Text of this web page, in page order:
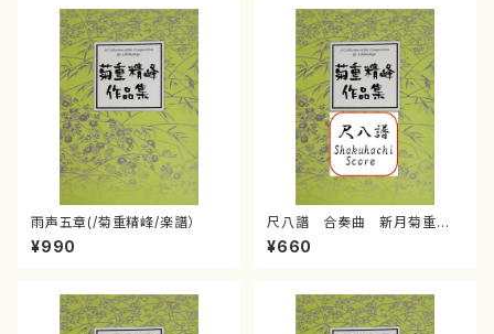
雨声五章(/菊重精峰/楽譜）
¥990
尺八譜 合奏曲 新月菊重精
峰/菊重精峰/楽譜）
¥660